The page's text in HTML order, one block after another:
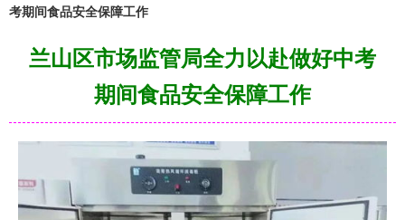
考期间食品安全保障工作
兰山区市场监管局全力以赴做好中考
期间食品安全保障工作